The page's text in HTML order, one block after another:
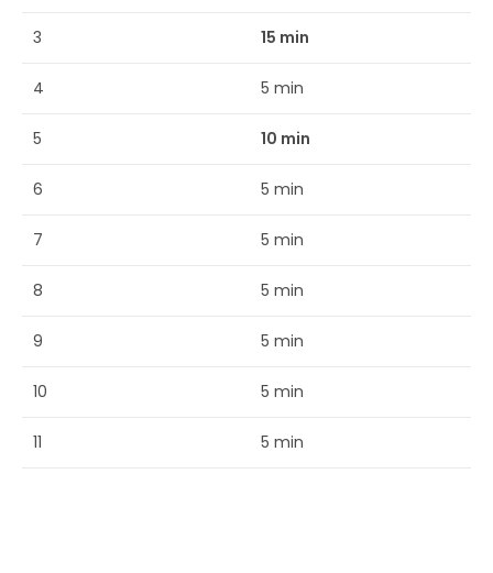
3 15 min
4 5 min
5 10 min
6 5 min
7 5 min
8 5 min
9 5 min
10 5 min
11 5 min